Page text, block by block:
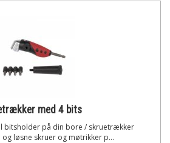
med 4 bits
bitsholder på din bore / skruetrækker
løsne skruer og møtrikker p...